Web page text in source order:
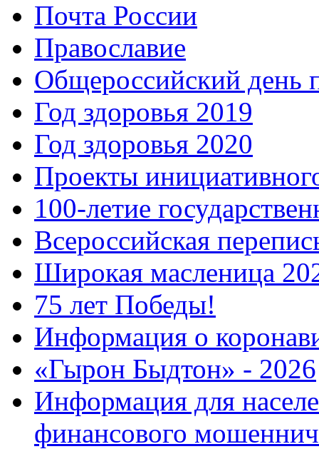
Почта России
Православие
Общероссийский день
Год здоровья 2019
Год здоровья 2020
Проекты
100-летие
Всероссийская
Широкая масленица
75 лет Победы!
Информация о
«Гырон Быдтон» - 2026
Информация для
финансового